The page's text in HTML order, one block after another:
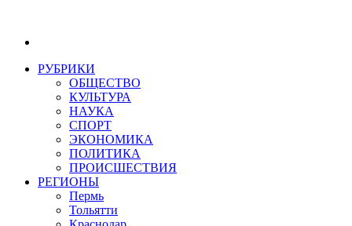
РУБРИКИ
ОБЩЕСТВО
КУЛЬТУРА
НАУКА
СПОРТ
ЭКОНОМИКА
ПОЛИТИКА
ПРОИСШЕСТВИЯ
РЕГИОНЫ
Пермь
Тольятти